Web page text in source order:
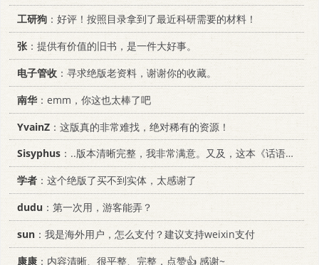
工研狗 ：好评！按照目录拿到了最近科研需要的材料！
张：提供有价值的旧书，是一件大好事。
电子管收 ：寻求绝版老资料，谢谢你的收藏。
南华：emm，你这也太棒了吧
YvainZ ：这版真的非常难找，绝对稀有的资源！
Sisyphus ：..版本清晰完整，我非常满意。又及，这本《话语的真相》...
学者 ：这个绝版了买不到实体，太感谢了
dudu ：第一次用，游客能弄？
sun ：我是海外用户，怎么支付？建议支持weixin支付
康康 ：内容清晰、很平整、完整，点赞👍 感谢~